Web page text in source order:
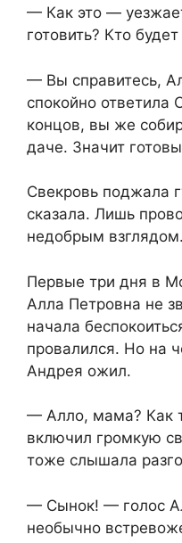
— Как это —
готовить? Кто
— Вы справитесь,
спокойно ответила
концов, вы же
даче. Значит
Свекровь поджала
сказала. Лишь
недобрым взглядом.
Первые три дня в
Алла Петровна не
начала
провалился. Но на
Андрея ожил.
— Алло, мама? Как
включил громкую
тоже слышала
— Сынок! — голос
необычно